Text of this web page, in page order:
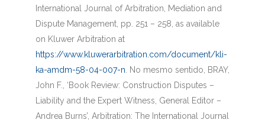
International Journal of Arbitration, Mediation and
Dispute Management, pp. 251 – 258, as available
on Kluwer Arbitration at
https://www.kluwerarbitration.com/document/kli-
ka-amdm-58-04-007-n. No mesmo sentido, BRAY,
John F., ‘Book Review: Construction Disputes –
Liability and the Expert Witness, General Editor –
Andrea Burns’, Arbitration: The International Journal